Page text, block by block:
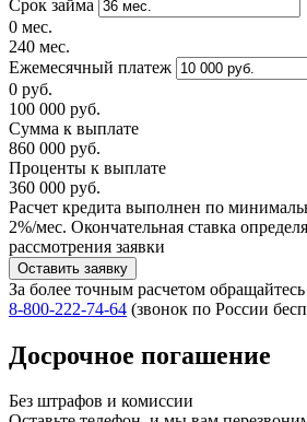
Срок займа
0 мес.
240 мес.
Ежемесячный платеж
0 руб.
100 000 руб.
Сумма к выплате
860 000 руб.
Проценты к выплате
360 000 руб.
Расчет кредита выполнен по
2%/мес. Окончательная ставка
рассмотрения заявки
Оставить заявку
За более точным расчетом
8‑800‑222‑74‑64 (звонок по России
Досрочное погашение
Без штрафов и комиссии